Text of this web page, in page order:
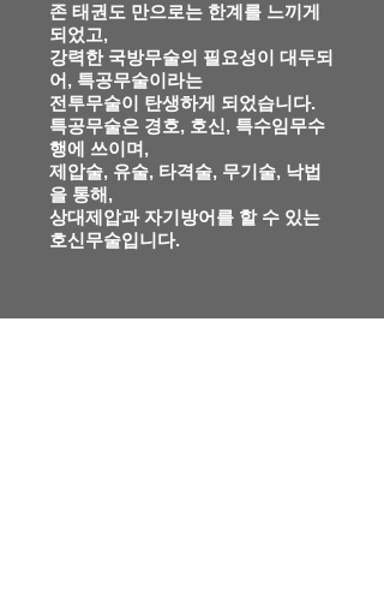
존 태권도 만으로는 한계를 느끼게
되었고,
강력한 국방무술의 필요성이 대두되
어, 특공무술이라는
전투무술이 탄생하게 되었습니다.
특공무술은 경호, 호신, 특수임무수
행에 쓰이며,
제압술, 유술, 타격술, 무기술, 낙법
을 통해,
상대제압과 자기방어를 할 수 있는
호신무술입니다.